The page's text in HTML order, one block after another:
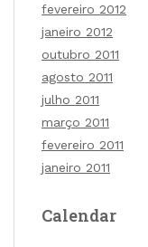
fevereiro 2012
janeiro 2012
outubro 2011
agosto 2011
julho 2011
março 2011
fevereiro 2011
janeiro 2011
Calendar